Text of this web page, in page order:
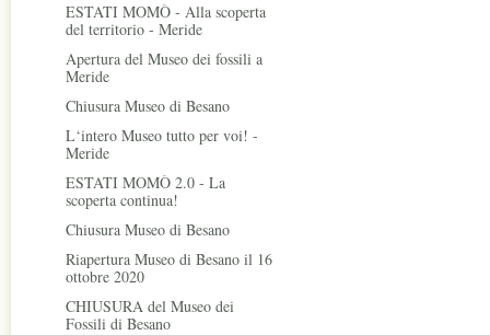
ESTATI MOMÒ - Alla scoperta
del territorio - Meride
Apertura del Museo dei fossili a
Meride
Chiusura Museo di Besano
L‘intero Museo tutto per voi! -
Meride
ESTATI MOMÒ 2.0 - La
scoperta continua!
Chiusura Museo di Besano
Riapertura Museo di Besano il 16
ottobre 2020
CHIUSURA del Museo dei
Fossili di Besano